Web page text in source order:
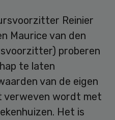
Reinier
Maurice van den
proberen
te laten
van de eigen
verweven wordt met
Het is